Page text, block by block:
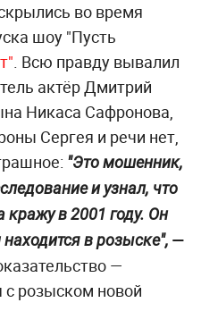
во время
шоу "Пусть
. Всю правду вывалил
актёр Дмитрий
Никаса Сафронова,
Сергея и речи нет,
"Это мошенник,
и узнал, что
кражу в 2001 году. Он
в розыске", —
—
розыском новой